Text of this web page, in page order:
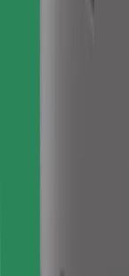
Pata gari